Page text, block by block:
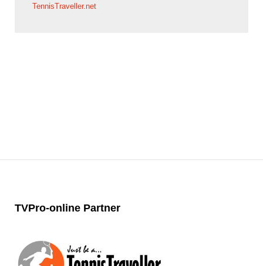
TennisTraveller.net
TVPro-online Partner